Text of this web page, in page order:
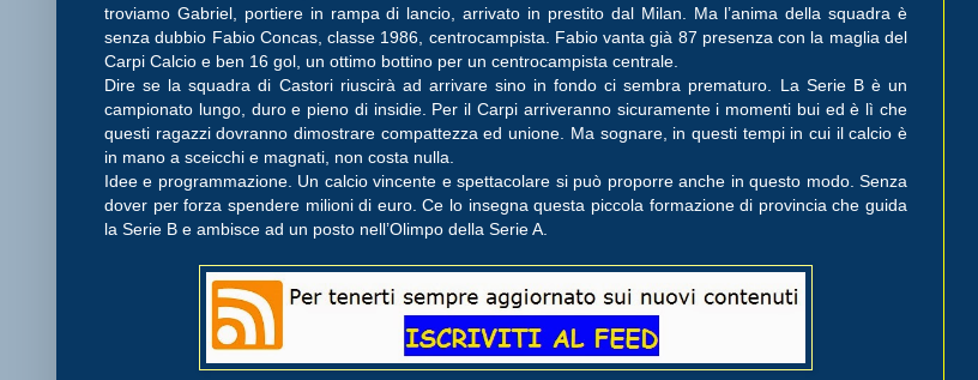
troviamo Gabriel, portiere in rampa di lancio, arrivato in prestito dal Milan. Ma l’anima della squadra è
senza dubbio Fabio Concas, classe 1986, centrocampista. Fabio vanta già 87 presenza con la maglia del
Carpi Calcio e ben 16 gol, un ottimo bottino per un centrocampista centrale.
Dire se la squadra di Castori riuscirà ad arrivare sino in fondo ci sembra prematuro. La Serie B è un
campionato lungo, duro e pieno di insidie. Per il Carpi arriveranno sicuramente i momenti bui ed è lì che
questi ragazzi dovranno dimostrare compattezza ed unione. Ma sognare, in questi tempi in cui il calcio è
in mano a sceicchi e magnati, non costa nulla.
Idee e programmazione. Un calcio vincente e spettacolare si può proporre anche in questo modo. Senza
dover per forza spendere milioni di euro. Ce lo insegna questa piccola formazione di provincia che guida
la Serie B e ambisce ad un posto nell’Olimpo della Serie A.